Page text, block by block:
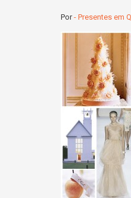
Por- Presentes em